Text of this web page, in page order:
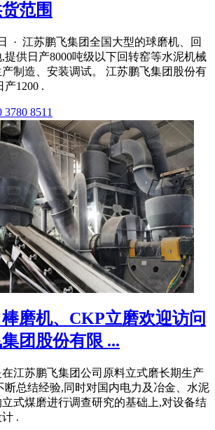
范围
· 江苏鹏飞集团全国大型的球磨机、回
提供日产8000吨级以下回转窑等水泥机械
制造、安装调试。 江苏鹏飞集团股份有
产1200 .
8511
磨机、CKP立磨欢迎访问
团股份有限 ...
江苏鹏飞集团公司原料立式磨长期生产
断总结经验,同时对国内电力及冶金、水泥
式煤磨进行调查研究的基础上,对设备结
.